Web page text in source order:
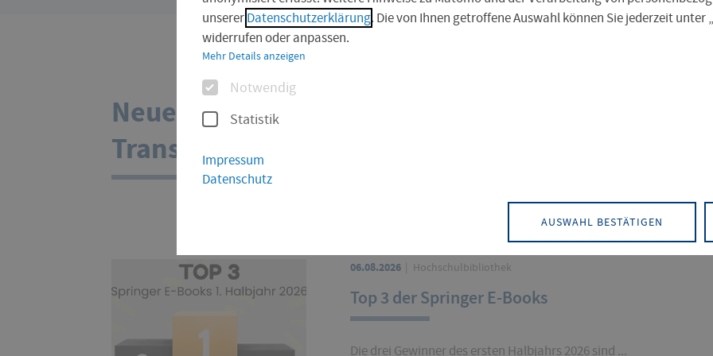
Neues aus der Fakultät, unseren
Transportwesen / Wirtschaftswissenschaften,
06.08.2026 Hochschulbibliothek
Top 3 der Springer E-Books
Die drei Gewinner des ersten Halbjahrs 2026 sind ...
unsererDatenschutzerklärung. Die von Ihnen getroffene Auswahl können Sie jederzeit
widerrufen oder anpassen.
Mehr Details anzeigen
OptionenNotwendig
Statistik
Impressum
Datenschutz
AUSWAHL BESTÄTIGEN